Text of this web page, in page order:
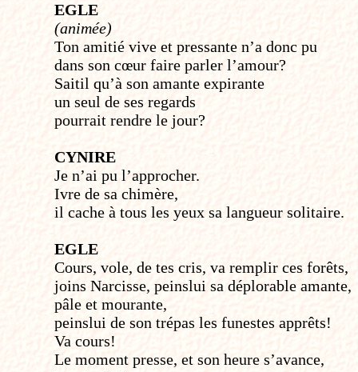
EGLE
(animée)
Ton amitié vive et pressante n’a donc pu
dans son cœur faire parler l’amour?
Sait­il qu’à son amante expirante
un seul de ses regards
pourrait rendre le jour?
CYNIRE
Je n’ai pu l’approcher.
Ivre de sa chimère,
il cache à tous les yeux sa langueur solitaire.
EGLE
Cours, vole, de tes cris, va remplir ces forêts,
joins Narcisse, peins­lui sa déplorable amante,
pâle et mourante,
peins­lui de son trépas les funestes apprêts!
Va cours!
Le moment presse, et son heure s’avance,